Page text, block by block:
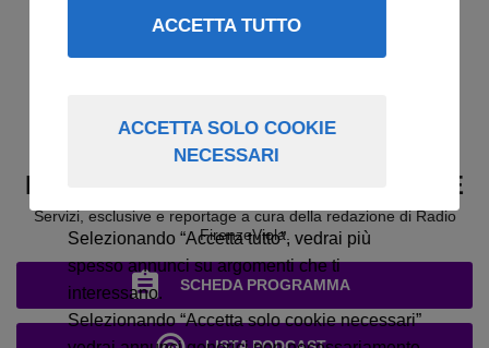
RADIO FIRENZEVIOLA - SPECIALE
Servizi, esclusive e reportage a cura della redazione di Radio
FirenzeViola.
SCHEDA PROGRAMMA
ACCETTA TUTTO
ACCETTA SOLO COOKIE
NECESSARI
Selezionando “Accetta tutto”, vedrai più
spesso annunci su argomenti che ti
interessano.
Selezionando “Accetta solo cookie necessari”